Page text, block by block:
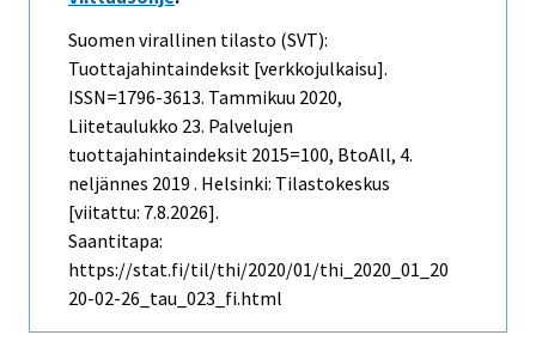
Suomen virallinen tilasto (SVT):
Tuottajahintaindeksit [verkkojulkaisu].
ISSN=1796-3613. Tammikuu 2020,
Liitetaulukko 23. Palvelujen
tuottajahintaindeksit 2015=100, BtoAll, 4.
neljännes 2019 . Helsinki: Tilastokeskus
[viitattu: 7.8.2026].
Saantitapa:
https://stat.fi/til/thi/2020/01/thi_2020_01_20
20-02-26_tau_023_fi.html